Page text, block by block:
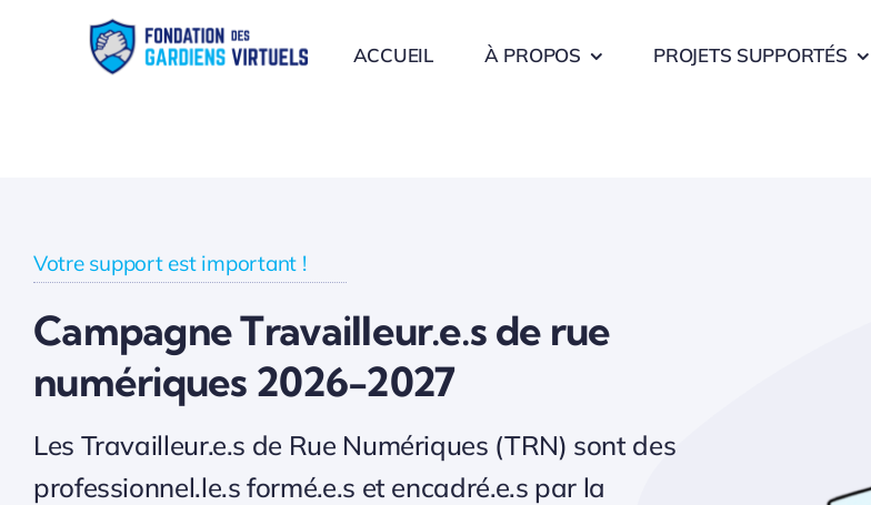
ACCUEIL À PROPOS PROJETS SUPPORTÉS
Votre support est important !
Campagne Travailleur.e.s de rue
numériques 2026-2027
Les Travailleur.e.s de Rue Numériques (TRN) sont des
professionnel.le.s formé.e.s et encadré.e.s par la